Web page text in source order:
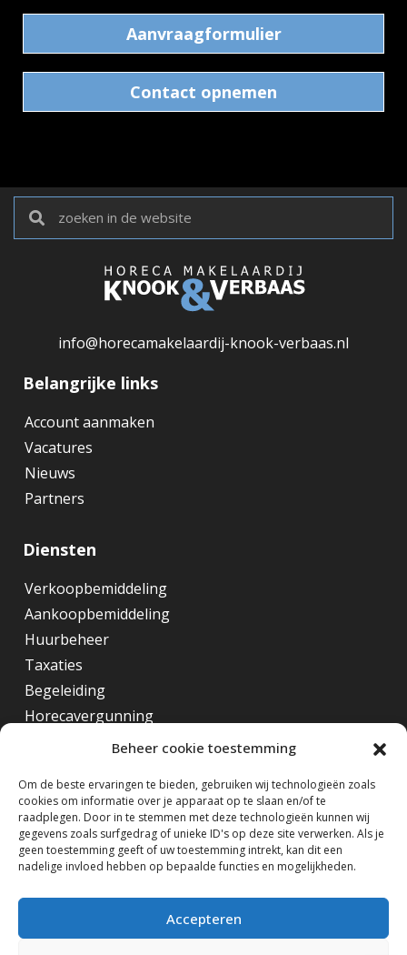
Beheer cookie toestemming
Om de beste ervaringen te bieden, gebruiken wij technologieën zoals
cookies om informatie over je apparaat op te slaan en/of te
raadplegen. Door in te stemmen met deze technologieën kunnen wij
gegevens zoals surfgedrag of unieke ID's op deze site verwerken. Als je
geen toestemming geeft of uw toestemming intrekt, kan dit een
nadelige invloed hebben op bepaalde functies en mogelijkheden.
Accepteren
Aanvraagformulier
Contact opnemen
info@horecamakelaardij-knook-verbaas.nl
Belangrijke links
Account aanmaken
Vacatures
Nieuws
Partners
Diensten
Verkoopbemiddeling
Aankoopbemiddeling
Huurbeheer
Taxaties
Begeleiding
Horecavergunning
Horecamakelaar Rotterdam
Horecamakelaar Eindhoven
Horecamakelaar Amsterdam